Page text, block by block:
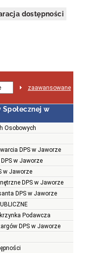
dostępności
zaawansowane
Społecznej w
Osobowych
DPS w Jaworze
w Jaworze
w Jaworze
DPS w Jaworze
DPS w Jaworze
Podawcza
DPS w Jaworze